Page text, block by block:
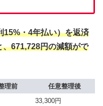
15%・4年払い）を返済
671,728円の減額がで
理前
任意整理後
33,300円